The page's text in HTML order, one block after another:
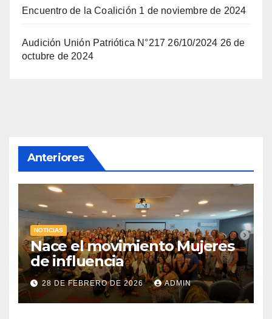
Encuentro de la Coalición 1 de noviembre de 2024
Audición Unión Patriótica N°217 26/10/2024 26 de
octubre de 2024
Anteriores
NOTICIAS
Nace el movimiento Mujeres
de influencia
28 DE FEBRERO DE 2026 ADMIN